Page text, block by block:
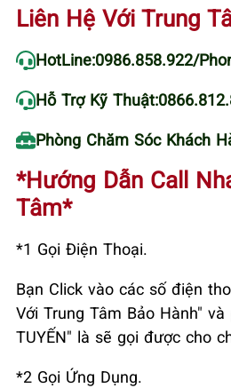
Liên Hệ Với Trung
HotLine:0986.858.922/
Hỗ Trợ Kỹ Thuật:
Phòng Chăm Sóc Khách
*Hướng Dẫn Call
Tâm*
*1 Gọi Điện Thoại.
Bạn Click vào các số điện
Với Trung Tâm Bảo Hành" và
TUYẾN" là sẽ gọi được cho
*2 Gọi Ứng Dụng.